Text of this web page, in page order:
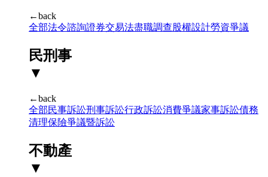
←back
全部法令諮詢證券交易法盡職調查股權設計勞資爭議
民刑事
▼
←back
全部民事訴訟刑事訴訟行政訴訟消費爭議家事訴訟債務
清理保險爭議暨訴訟
不動產
▼